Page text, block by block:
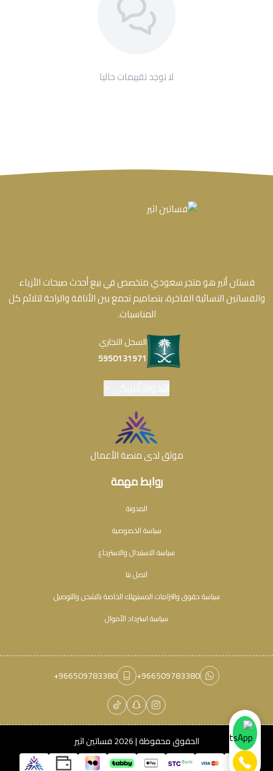
لا توجد تقييمات حاليا
روابط مهمة
المدونة
سياسة الخصوصية
سياسة الاستبدال والاسترجاع
اتصل بنا
سياسة حقوق والتزامات المستهلك الخاصة بالشحن والتوصيل
سياسة استرداد الأموال
فستان أثير هو متجر سعودي متخصص في بيع أحدث صيحات الأزياء
والفساتين النسائية الفاخرة، بتصاميم تجمع بين الأناقة والراحة لتلائم كل
المناسبات.
السجل التجاري
5950131971
موثق لدى منصة الأعمال
+966509783380
+966509783380
الحقوق محفوظة | 2026 فساتين اثير